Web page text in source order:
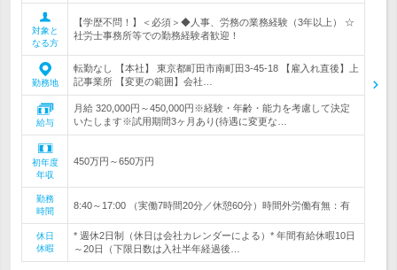
対象と
なる方
【学歴不問！】＜必須＞◆人事、労務の業務経験（3年以上） ☆
社労士事務所等での勤務経験者歓迎！
勤務地
転勤なし 【本社】 東京都町田市南町田3-45-18 【雇入れ直後】上
記事業所 【変更の範囲】会社…
給与
月給 320,000円～450,000円※経験・年齢・能力を考慮して決定
いたします※試用期間3ヶ月あり(待遇に変更な…
初年度
年収
450万円～650万円
勤務
時間
8:40～17:00 （実働7時間20分／休憩60分）時間外労働有無：有
休日
休暇
* 週休2日制（休日は会社カレンダーによる）* 年間有給休暇10日
～20日（下限日数は入社半年経過後…